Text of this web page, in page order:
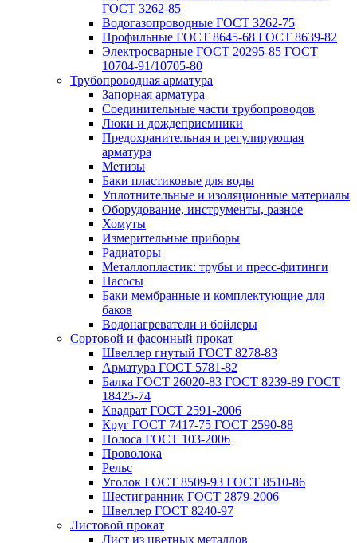
ГОСТ 3262-85
Водогазопроводные ГОСТ 3262-75
Профильные ГОСТ 8645-68 ГОСТ 8639-82
Электросварные ГОСТ 20295-85 ГОСТ
10704-91/10705-80
Трубопроводная арматура
Запорная арматура
Соединительные части трубопроводов
Люки и дождеприемники
Предохранительная и регулирующая
арматура
Метизы
Баки пластиковые для воды
Уплотнительные и изоляционные материалы
Оборудование, инструменты, разное
Хомуты
Измерительные приборы
Радиаторы
Металлопластик: трубы и пресс-фитинги
Насосы
Баки мембранные и комплектующие для
баков
Водонагреватели и бойлеры
Сортовой и фасонный прокат
Швеллер гнутый ГОСТ 8278-83
Арматура ГОСТ 5781-82
Балка ГОСТ 26020-83 ГОСТ 8239-89 ГОСТ
18425-74
Квадрат ГОСТ 2591-2006
Круг ГОСТ 7417-75 ГОСТ 2590-88
Полоса ГОСТ 103-2006
Проволока
Рельс
Уголок ГОСТ 8509-93 ГОСТ 8510-86
Шестигранник ГОСТ 2879-2006
Швеллер ГОСТ 8240-97
Листовой прокат
Лист из цветных металлов